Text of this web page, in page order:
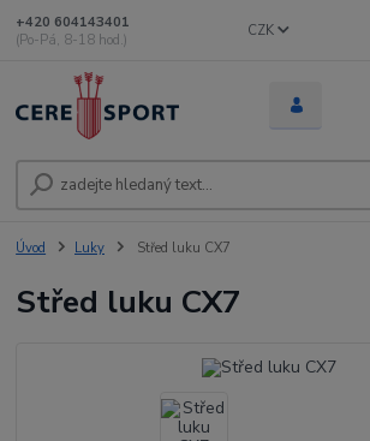
CZK
+420 604143401
(Po-Pá, 8-18 hod.)
Úvod Luky Střed luku CX7
Střed luku CX7